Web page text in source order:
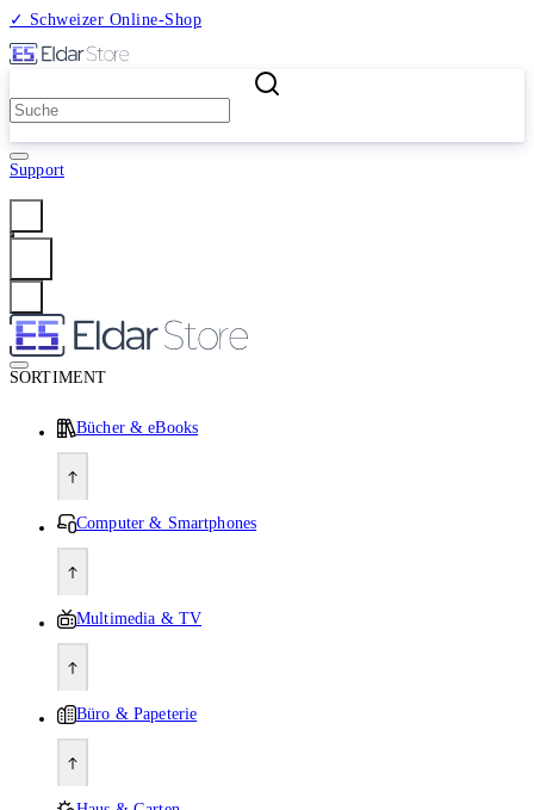
✓ Schweizer Online-Shop
Support
SORTIMENT
Bücher & eBooks
Computer & Smartphones
Multimedia & TV
Büro & Papeterie